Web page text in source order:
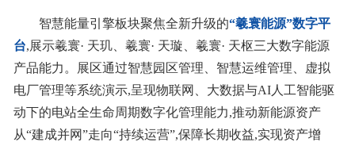
智慧能量引擎板块聚焦全新升级的“羲寰能源”数字平
台,展示羲寰· 天玑、羲寰· 天璇、羲寰· 天枢三大数字能源
产品能力。展区通过智慧园区管理、智慧运维管理、虚拟
电厂管理等系统演示,呈现物联网、大数据与AI人工智能驱
动下的电站全生命周期数字化管理能力,推动新能源资产
从“建成并网”走向“持续运营”,保障长期收益,实现资产增